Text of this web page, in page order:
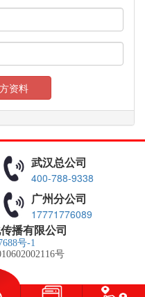
资料
武汉总公司
400-788-9338
广州分公司
17771776089
播有限公司
号-1
号